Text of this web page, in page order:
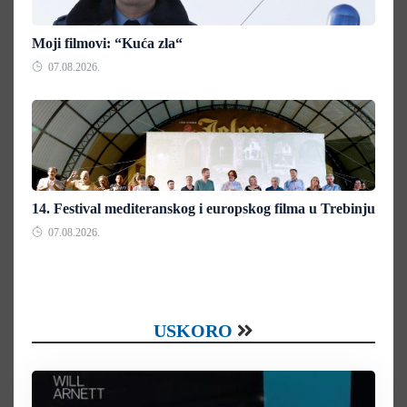
Moji filmovi: “Kuća zla“
07.08.2026.
14. Festival mediteranskog i europskog filma u Trebinju
07.08.2026.
USKORO